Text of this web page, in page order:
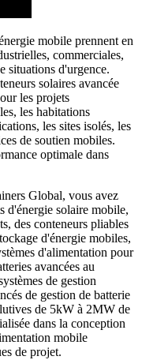
mobile prennent en
commerciales,
situations d'urgence.
solaires avancée
les projets
les habitations
les sites isolés, les
de soutien mobiles.
optimale dans
Global, vous avez
d'énergie solaire mobile,
des conteneurs pliables
d'énergie mobiles,
d'alimentation pour
avancées au
de gestion
de gestion de batterie
de 5kW à 2MW de
dans la conception
mobile
de projet.